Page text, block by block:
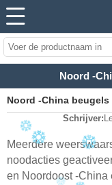
Noord -
Noord -China
Schrijver:
Meerdere
noodacties
en Noordoost -China